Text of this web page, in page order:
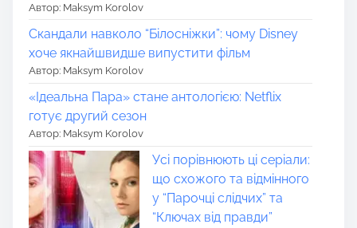
Автор: Maksym Korolov
Скандали навколо “Білосніжки”: чому Disney
хоче якнайшвидше випустити фільм
Автор: Maksym Korolov
«Ідеальна Пара» стане антологією: Netflix
готує другий сезон
Автор: Maksym Korolov
Усі порівнюють ці серіали:
що схожого та відмінного
у “Парочці слідчих” та
“Ключах від правди”